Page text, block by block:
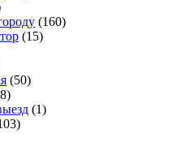
(160)
(15)
(50)
(1)